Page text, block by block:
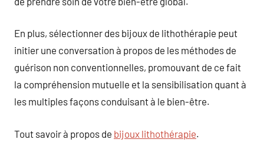
En plus, sélectionner des bijoux de lithothérapie peut
initier une conversation à propos de les méthodes de
guérison non conventionnelles, promouvant de ce fait
la compréhension mutuelle et la sensibilisation quant à
les multiples façons conduisant à le bien-être.
Tout savoir à propos de bijoux lithothérapie.